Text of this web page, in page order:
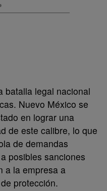
batalla legal nacional
Nuevo México se
en lograr una
de este calibre, lo que
de demandas
posibles sanciones
a la empresa a
protección.